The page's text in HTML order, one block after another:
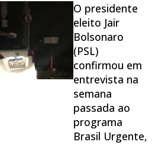
O presidente
eleito Jair
Bolsonaro
(PSL)
confirmou em
entrevista na
semana
passada ao
programa
Brasil Urgente,